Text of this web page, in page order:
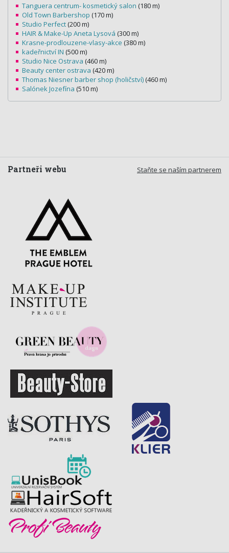
Tanguera centrum- kosmetický salon (180 m)
Old Town Barbershop (170 m)
Studio Perfect (200 m)
HAIR & Make-Up Aneta Lysová (300 m)
Krasne-prodlouzene-vlasy-akce (380 m)
kadeřnictví IN (500 m)
Studio Nice Ostrava (460 m)
Beauty center ostrava (420 m)
Thomas Niesner barber shop (holičství) (460 m)
Salónek Jozefína (510 m)
Staňte se naším partnerem
Partneři webu